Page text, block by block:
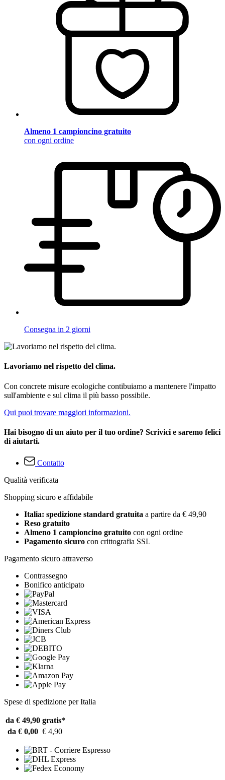
Almeno 1 campioncino gratuito
con ogni ordine
Consegna in 2 giorni
Lavoriamo nel rispetto del clima.
Con concrete misure ecologiche contibuiamo a mantenere l'impatto
sull'ambiente e sul clima il più basso possibile.
Qui puoi trovare maggiori informazioni.
Hai bisogno di un aiuto per il tuo ordine? Scrivici e saremo felici
di aiutarti.
Contatto
Qualità verificata
Shopping sicuro e affidabile
Italia: spedizione standard gratuita a partire da € 49,90
Reso gratuito
Almeno 1 campioncino gratuito con ogni ordine
Pagamento sicuro con crittografia SSL
Pagamento sicuro attraverso
Contrassegno
Bonifico anticipato
Spese di spedizione per Italia
da € 49,90 gratis*
da € 0,00 € 4,90